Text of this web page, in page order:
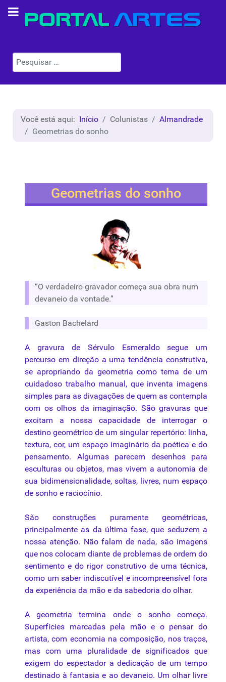
Pesquisar
Você está aqui: Início Colunistas
Almandrade
Geometrias do sonho
Geometrias do sonho
“O verdadeiro gravador começa sua obra num
devaneio da vontade.”
Gaston Bachelard
A gravura de Sérvulo Esmeraldo segue um
percurso em direção a uma tendência construtiva,
se apropriando da geometria como tema de um
cuidadoso trabalho manual, que inventa imagens
simples para as divagações de quem as contempla
com os olhos da imaginação. São gravuras que
excitam a nossa capacidade de interrogar o
destino geométrico de um singular repertório: linha,
textura, cor, um espaço imaginário da poética e do
pensamento. Algumas parecem desenhos para
esculturas ou objetos, mas vivem a autonomia de
sua bidimensionalidade, soltas, livres, num espaço
de sonho e raciocínio.
São construções puramente geométricas,
principalmente as da última fase,que seduzem a
nossa atenção. Não falam de nada, são imagens
que nos colocam diante de problemas de ordem do
sentimento e do rigor construtivo de uma técnica,
como um saber indiscutível e incompreensível fora
da experiência da mão e da sabedoria do olhar.
Ageometria termina onde o sonhocomeça.
Superfícies marcadas pela mão e o pensar do
artista, com economia nacomposição, nos traços,
mas com uma pluralidade de significadosque
exigem do espectador a dedicação de um tempo
destinado à fantasia e ao devaneio. Um olhar livre